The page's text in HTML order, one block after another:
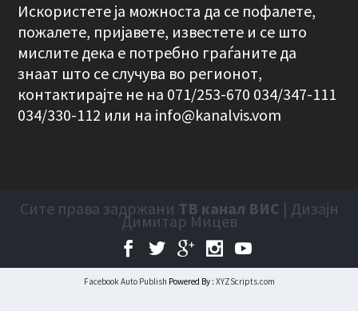
Искористете ја можноста да се пофалете,
пожалете, пријавете, известете и се што
мислите дека е потребно граѓаните да
знаат што се случува во регионот,
контактирајте не на 071/253-670 034/347-111
034/330-112 или на info@kanalvis.vom
Сите права задржани ТВ канал ВИС | Дизајн
Димитар Мицев
Facebook Auto Publish Powered By : XYZScripts.com